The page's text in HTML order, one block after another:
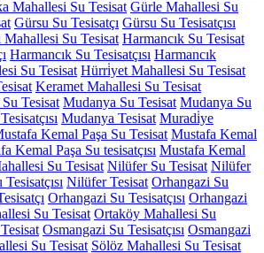
Mahallesi Su Tesisat Gürle Mahallesi Su
Gürsu Su Tesisatçı Gürsu Su Tesisatçısı
Su Tesisat Harmancık Su Tesisat
Harmancık Su Tesisatçısı Harmancık
Su Tesisat Hürri̇yet Mahallesi Su Tesisat
Keramet Mahallesi Su Tesisat
Tesisat Mudanya Su Tesisat Mudanya Su
Mudanya Tesisat Muradi̇ye
Kemal Paşa Su Tesisat Mustafa Kemal
Kemal Paşa Su tesisatçısı Mustafa Kemal
Su Tesisat Nilüfer Su Tesisat Nilüfer
Nilüfer Tesisat Orhangazi Su
Orhangazi Su Tesisatçısı Orhangazi
Su Tesisat Ortaköy Mahallesi Su
Osmangazi Su Tesisatçısı Osmangazi
Su Tesisat Sölöz Mahallesi Su Tesisat